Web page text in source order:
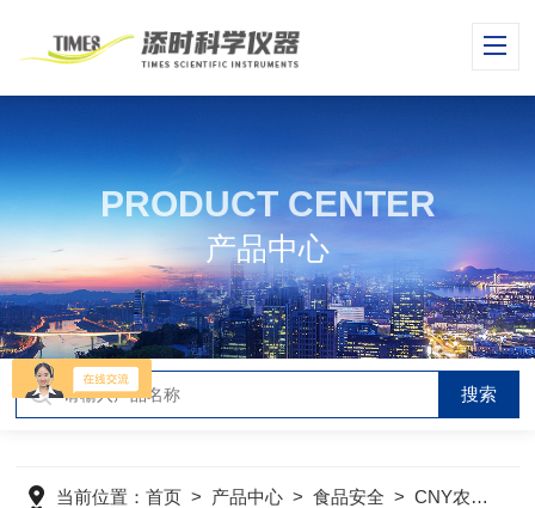
PRODUCT CENTER
产品中心
当前位置：首页 > 产品中心 >食品安全 >CNY农残留速测仪